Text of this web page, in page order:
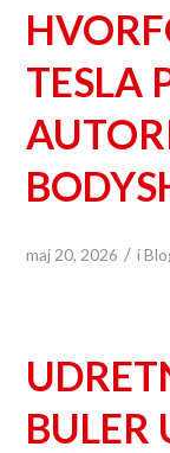
TESLA
maj 20, 2026 / i
BULER